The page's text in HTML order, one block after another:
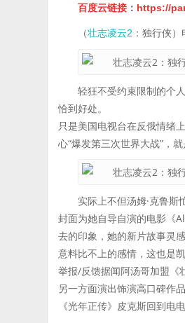
百度云链接 ： https://
（壮志凌云2 ：独行侠
轻狂不受约束限制的个
恰到好处。
只是美国电视台在反俄情绪
心“爆发第三次世界大战”，就
实际上不但汤姆·克鲁
封面为她自导自演的电影《
去的印象，她的新片故事灵
意料比不上的感情，这也是
举报/反馈据闻阿汤哥加盟《
另一方面演出饰演高口碑作
《光年正传》皮克斯回到电